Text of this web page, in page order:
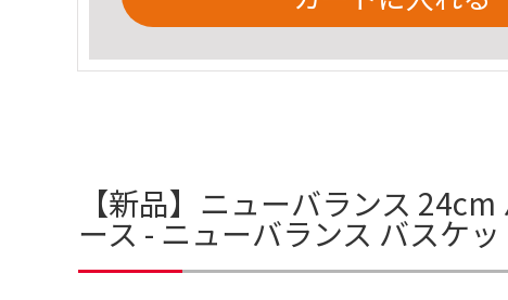
【新品】ニューバランス
ース - ニューバランス バスケ